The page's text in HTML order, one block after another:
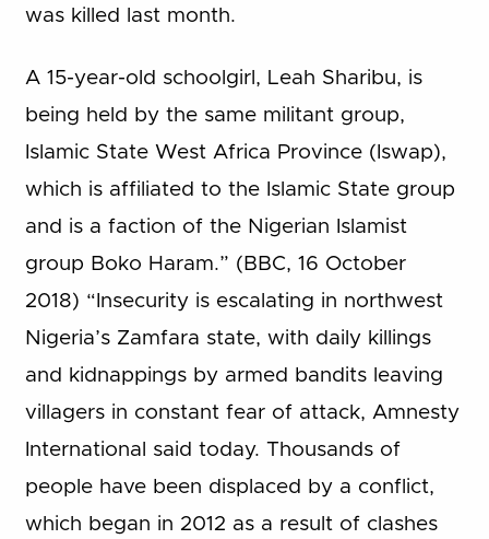
was killed last month.
A 15-year-old schoolgirl, Leah Sharibu, is
being held by the same militant group,
Islamic State West Africa Province (Iswap),
which is affiliated to the Islamic State group
and is a faction of the Nigerian Islamist
group Boko Haram.” (BBC, 16 October
2018) “Insecurity is escalating in northwest
Nigeria’s Zamfara state, with daily killings
and kidnappings by armed bandits leaving
villagers in constant fear of attack, Amnesty
International said today. Thousands of
people have been displaced by a conflict,
which began in 2012 as a result of clashes